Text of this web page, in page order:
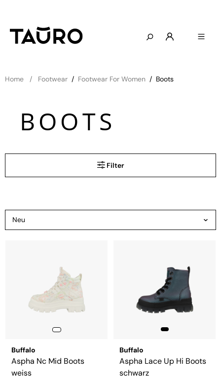
Home Footwear / Footwear For Women / Boots
BOOTS
Filter
Buffalo
Aspha Nc Mid Boots
weiss
Buffalo
Aspha Lace Up Hi Boots
schwarz